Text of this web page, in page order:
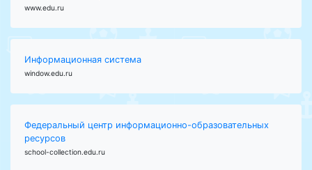
www.edu.ru
Информационная система
window.edu.ru
Федеральный центр информационно-образовательных
ресурсов
school-collection.edu.ru